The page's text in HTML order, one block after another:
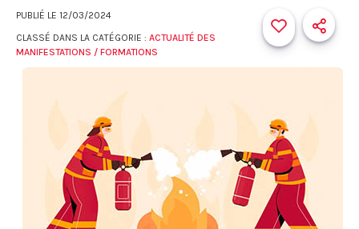
PUBLIÉ LE 12/03/2024
CLASSÉ DANS LA CATÉGORIE : ACTUALITÉ DES
MANIFESTATIONS / FORMATIONS